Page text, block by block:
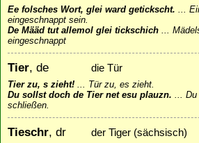
Ee folsches Wort, glei ward getickscht. ...
eingeschnappt sein.
De Määd tut allemol glei tickschich ...
eingeschnappt
Tier, de die Tür
Tier zu, s zieht! ... Tür zu, es zieht.
Du sollst doch de Tier net esu plauzn. ...
schließen.
Tieschr, dr der Tiger (sächsisch)